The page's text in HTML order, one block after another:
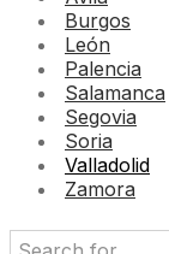
Burgos
León
Palencia
Salamanca
Segovia
Soria
Valladolid
Zamora